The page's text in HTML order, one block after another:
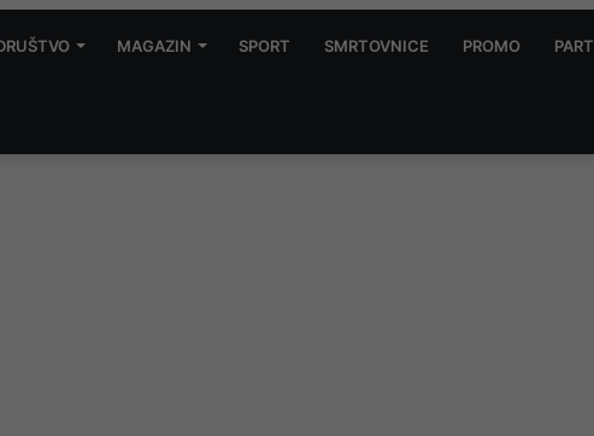
MAGAZIN SPORT SMRTOVNICE PROMO